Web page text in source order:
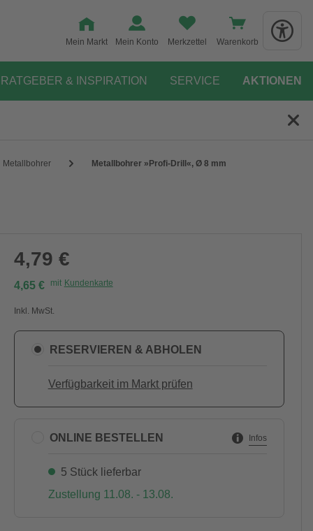
Mein Markt Mein Konto Merkzettel Warenkorb
RATGEBER & INSPIRATION SERVICE AKTIONEN
Metallbohrer Metallbohrer »Profi-Drill«, Ø 8 mm
4,79 €
4,65 € mit Kundenkarte
Inkl. MwSt.
RESERVIEREN & ABHOLEN
Verfügbarkeit im Markt prüfen
ONLINE BESTELLEN Infos
5 Stück lieferbar
Zustellung 11.08. - 13.08.